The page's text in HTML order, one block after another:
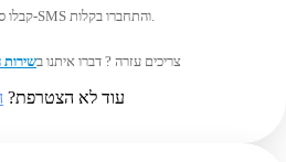
קבלו סיסמה חדשה ב-SMS והתחברו בקלות.
צריכים עזרה ? דברו איתנו בשירות
עוד לא הצטרפת?